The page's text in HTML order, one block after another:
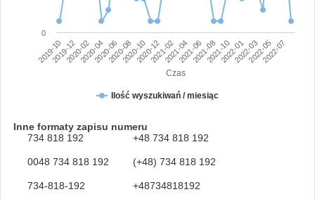
Czas
Ilość wyszukiwań / miesiąc
2019-102019-122020-022020-042020-062020-082020-102020-122021-022021-042021-062021-082021-102022-012022-032022-052022-07
0
Inne formaty zapisu numeru
734 818 192
+48 734 818 192
0048 734 818 192 (+48) 734 818 192
734-818-192 +48734818192